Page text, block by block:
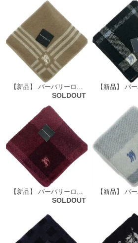
【新品】 バーバリーロンドン BURBERRY LONDON タオルハンカチ 66117
SOLDOUT
【新品】 バーバリーロンドン BURBERRY LONDON タオルハンカチ 72153
SOLDOUT